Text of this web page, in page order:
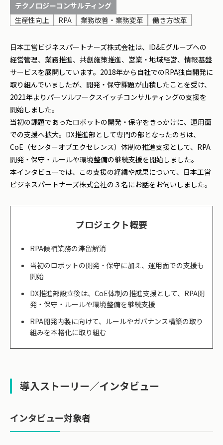
テクノロジーコンサルティング
生産性向上
RPA 業務改善・業務変革 働き方改革
日本工営ビジネスパートナーズ株式会社は、ID&Eグループへの
経営管理、業務推進、共創施策推進、営業・地域経営、情報基盤
サービスを展開しています。2018年から自社でのRPA独自開発に
取り組んでいましたが、開発・保守課題が山積したことを受け、
2021年よりパーソルワークスイッチコンサルティングの支援を
開始しました。
当初の課題であったロボットの開発・保守をきっかけに、運用面
での支援へ拡大。DX推進部として専門の部となったのちは、
CoE（センターオブエクセレンス）体制の推進支援として、RPA
開発・保守・ルールや環境整備の継続支援を開始しました。
本インタビューでは、この支援の経緯や成果について、日本工営
ビジネスパートナーズ株式会社の３名にお話をお伺いしました。
プロジェクト概要
RPA候補業務の滞留解消
当初のロボットの開発・保守に加え、運用面での支援も
開始
DX推進部設立後は、CoE体制の推進支援として、RPA開
発・保守・ルールや環境整備を継続支援
RPA開発内製に向けて、ルールやガバナンス構築の取り
組みを本格化に取り組む
導入ストーリー／インタビュー
インタビュー対象者